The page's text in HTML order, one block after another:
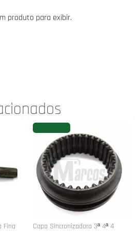
produto para exibir.
Fina
Capa Sincronizadora 3ª 4ª 4